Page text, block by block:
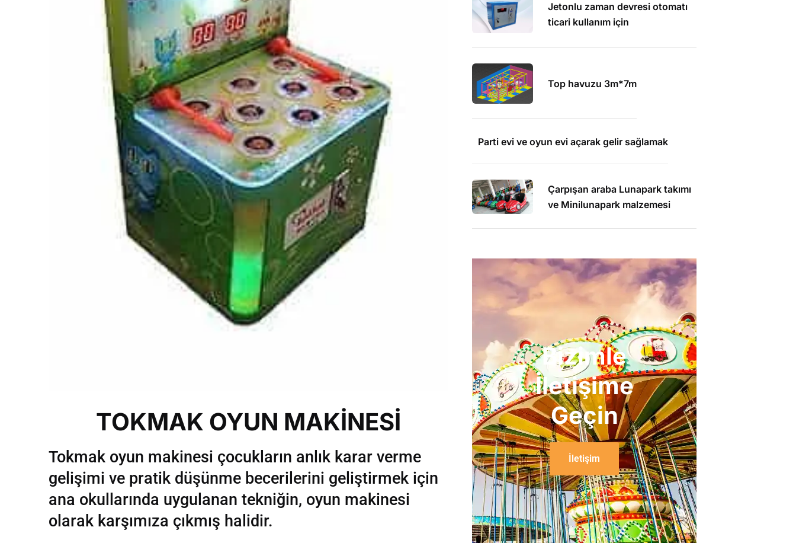
TOKMAK OYUN MAKİNESİ
Tokmak oyun makinesi çocukların anlık karar verme
gelişimi ve pratik düşünme becerilerini geliştirmek için
ana okullarında uygulanan tekniğin, oyun makinesi
olarak karşımıza çıkmış halidir.
Jetonlu zaman devresi otomatı
ticari kullanım için
Top havuzu 3m*7m
Parti evi ve oyun evi açarak gelir sağlamak
Çarpışan araba Lunapark takımı
ve Minilunapark malzemesi
Bizimle
İletişime
Geçin
İletişim